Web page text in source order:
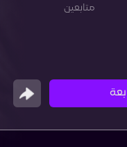
متابعين